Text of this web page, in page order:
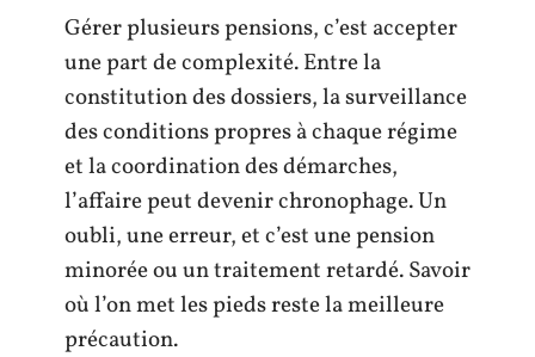
Gérer plusieurs pensions, c’est accepter
une part de complexité. Entre la
constitution des dossiers, la surveillance
des conditions propres à chaque régime
et la coordination des démarches,
l’affaire peut devenir chronophage. Un
oubli, une erreur, et c’est une pension
minorée ou un traitement retardé. Savoir
où l’on met les pieds reste la meilleure
précaution.